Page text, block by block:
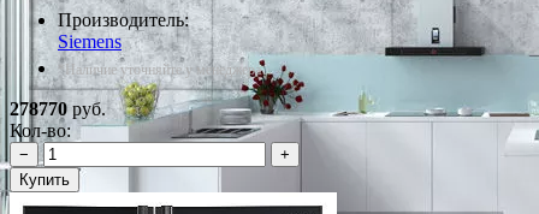
Производитель:
Siemens
*Наличие уточняйте у менеджера
278770руб.
Кол-во:
−
+
Купить